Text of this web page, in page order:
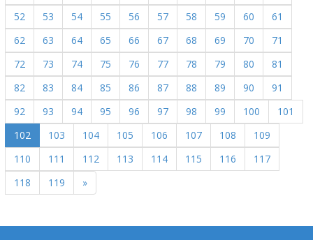
52
53 54 55 56 57 58 59 60
61
62
63 64 65 66 67 68 69 70
71
72
73 74 75 76 77 78 79 80
81
82
83 84 85 86 87 88 89 90
91
92
93 94 95 96 97 98 99 100
101
102
103 104 105 106 107 108
109
110
111 112 113 114 115 116
117
118
119 »